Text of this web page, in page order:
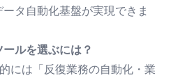
タ自動化基盤が実現できま
ルを選ぶには？
には「反復業務の自動化・業